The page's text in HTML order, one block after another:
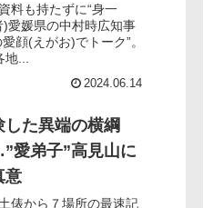
料も持たずに“身一
愛媛県の中村時広知事
顔(えがお)でトーク”。
...
2024.06.14
た異端の横綱
愛弟子”高見山に
意
俵から７場所の最速記